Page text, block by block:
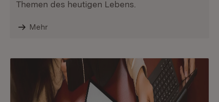
Themen des heutigen Lebens.
Mehr